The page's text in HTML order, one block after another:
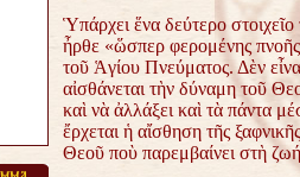
Ὑπάρχει ἕνα δεύτερο
ἦρθε «ὥσπερ φερομένης
τοῦ Ἁγίου Πνεύματος. Δὲν
αἰσθάνεται τὴν δύναμη τοῦ
καὶ νὰ ἀλλάξει καὶ τὰ πάντα
ἔρχεται ἡ αἴσθηση τῆς
Θεοῦ ποὺ παρεμβαίνει στὴ